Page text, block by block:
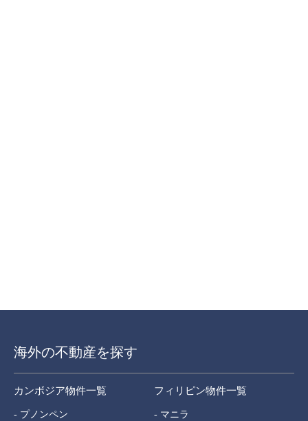
海外の不動産を探す
カンボジア物件一覧
- プノンペン
フィリピン物件一覧
- マニラ